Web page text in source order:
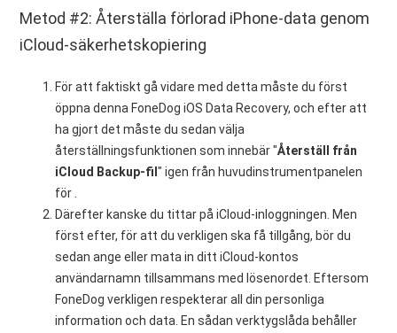
Metod #2: Återställa förlorad iPhone-data genom
iCloud-säkerhetskopiering
För att faktiskt gå vidare med detta måste du först
öppna denna FoneDog iOS Data Recovery, och efter att
ha gjort det måste du sedan välja
återställningsfunktionen som innebär "Återställ från
iCloud Backup-fil" igen från huvudinstrumentpanelen
för .
Därefter kanske du tittar på iCloud-inloggningen. Men
först efter, för att du verkligen ska få tillgång, bör du
sedan ange eller mata in ditt iCloud-kontos
användarnamn tillsammans med lösenordet. Eftersom
FoneDog verkligen respekterar all din personliga
information och data. En sådan verktygslåda behåller